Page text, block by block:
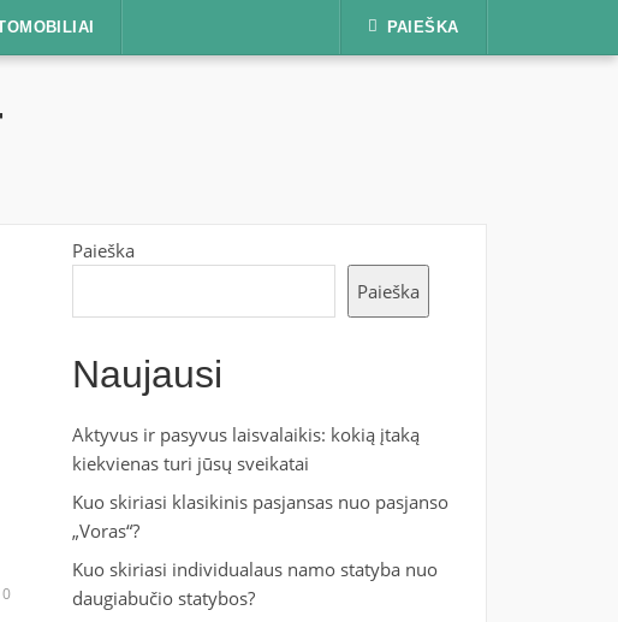
PAIEŠKA
0
Paieška
Paieška
Naujausi
Aktyvus ir pasyvus laisvalaikis: kokią įtaką
kiekvienas turi jūsų sveikatai
Kuo skiriasi klasikinis pasjansas nuo pasjanso
„Voras“?
Kuo skiriasi individualaus namo statyba nuo
daugiabučio statybos?